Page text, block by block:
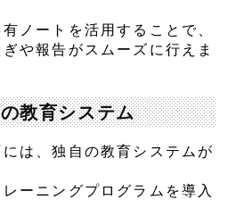
ノートを活用することで、
や報告がスムーズに行えま
教育システム
は、独自の教育システムが
ーニングプログラムを導入